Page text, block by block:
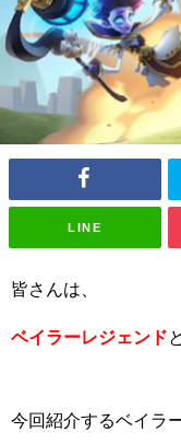
LINE
皆さんは、
ベイラーレジェンド
今回紹介するベイラ